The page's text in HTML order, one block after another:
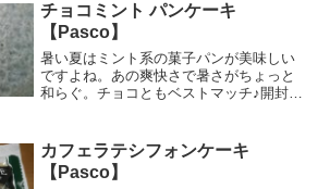
チョコミント パンケーキ
【Pasco】
暑い夏はミント系の菓子パンが美味しい
ですよね。あの爽快さで暑さがちょっと
和らぐ。チョコともベストマッチ♪開封わ
ントのスーとする風味。持つと、ほんの
り指先に吸着する感触が...
カフェラテシフォンケーキ
【Pasco】